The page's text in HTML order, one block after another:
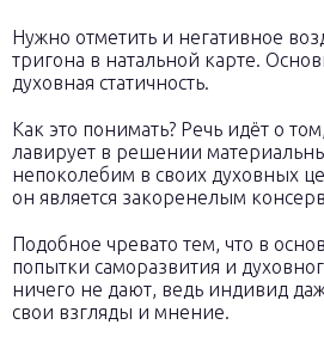
Нужно отметить и негативное
тригона в натальной карте.
духовная статичность.
Как это понимать? Речь идёт о
лавирует в решении
непоколебим в своих духовных
он является закоренелым
Подобное чревато тем, что в
попытки саморазвития и
ничего не дают, ведь индивид
свои взгляды и мнение.